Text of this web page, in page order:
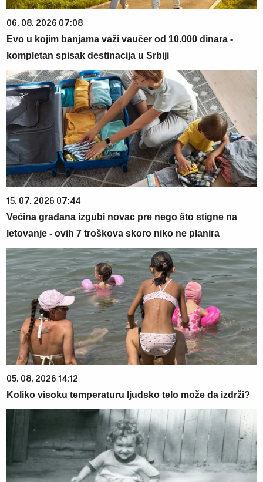
06. 08. 2026 07:08
Evo u kojim banjama važi vaučer od 10.000 dinara -
kompletan spisak destinacija u Srbiji
15. 07. 2026 07:44
Većina građana izgubi novac pre nego što stigne na
letovanje - ovih 7 troškova skoro niko ne planira
05. 08. 2026 14:12
Koliko visoku temperaturu ljudsko telo može da izdrži?